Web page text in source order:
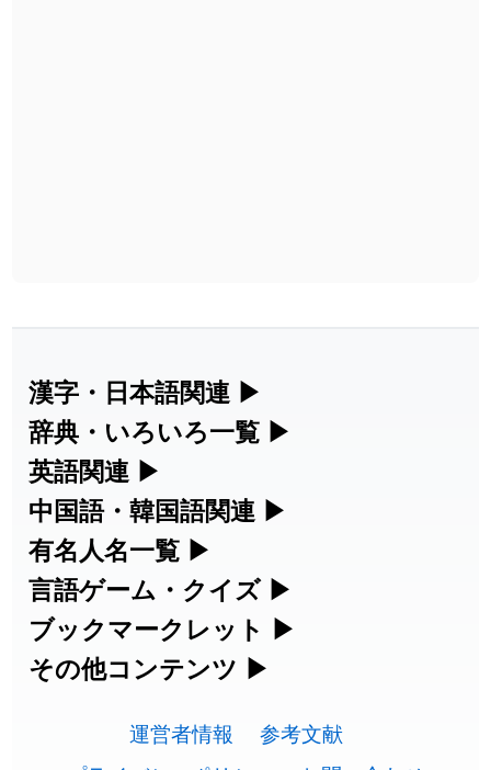
漢字・日本語関連 ▶
漢字の読み方検索、手書き入力、書き順
練習など、日本語学習に役立つツールを
集めています。
人名漢字辞典 - 読み方検索
手書き漢字入力
漢字の書き方・書き順 書き取り練習
辞典・いろいろ一覧 ▶
部首・画数別の漢字一覧、熟語辞典、地
名・駅名検索など、各種リファレンスツ
ールです。
部首画数別漢字一覧
常用漢字一覧
英語関連 ▶
カタカナ語・略語の意味検索、発音記
号、リスニング練習など英語学習ツール
です。
カタカナ語の意味・発音・類語辞典
英語の発音記号一覧
英単語リスニングテスト
中国語・韓国語関連 ▶
中国語のピンイン変換、韓国語の手書き
入力など、アジア言語学習ツールです。
手書き中国語入力 変換ツール
韓国語手書き入力
有名人名一覧 ▶
海外セレブやスポーツ選手の名前の読み
方・発音を確認できます。
海外有名人の苗字・名前一覧と発音
言語ゲーム・クイズ ▶
四字熟語パズルや漢字クイズなど、楽し
みながら学べるゲームです。
ブックマークレット ▶
ブラウザに登録して、どのサイトからで
す。
その他コンテンツ ▶
その他の便利ツールです。
運営者情報
参考文献